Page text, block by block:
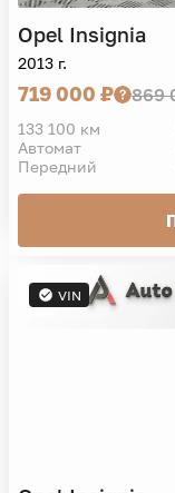
Opel Insignia
2013 г.
719 000 ₽ 869
133 100 км
Автомат
Передний
VIN